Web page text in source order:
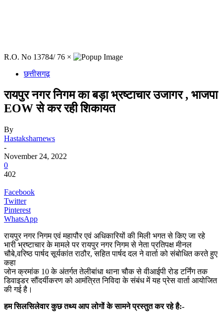
R.O. No 13784/ 76 ×
छत्तीसगढ़
रायपुर नगर निगम का बड़ा भ्रष्टाचार उजागर , भाजपा
EOW से कर रही शिकायत
By
Hastaksharnews
-
November 24, 2022
0
402
Facebook
Twitter
Pinterest
WhatsApp
रायपुर नगर निगम एवं महापौर एवं अधिकारियों की मिली भगत से किए जा रहे
भारी भ्रष्टाचार के मामले पर रायपुर नगर निगम से नेता प्रतिपक्ष मीनल
चौबे,वरिष्ठ पार्षद सूर्यकांत राठौर, सहित पार्षद दल ने वार्ता को संबोधित करते हुए
कहा
जोन क्रमांक 10 के अंतर्गत तेलीबांधा थाना चौक से वीआईपी रोड टर्निंग तक
डिवाइडर सौंदर्यीकरण को आमंत्रित निविदा के संबंध में यह प्रेस वार्ता आयोजित
की गई है।
हम सिलसिलेवार कुछ तथ्य आप लोगों के सामने प्रस्तुत कर रहे है:-